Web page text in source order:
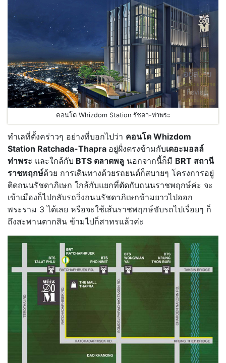
คอนโด Whizdom Station รัชดา-ท่าพระ
ทำเลที่ตั้งคร่าวๆ อย่างที่บอกไปว่า คอนโด Whizdom
Station Ratchada-Thapra อยู่ฝั่งตรงข้ามกับเดอะมอลล์
ท่าพระ และใกล้กับ BTS ตลาดพลู นอกจากนี้ก็มี BRT สถานี
ราชพฤกษ์ด้วย การเดินทางด้วยรถยนต์ก็สบายๆ โครงการอยู่
ติดถนนรัชดาภิเษก ใกล้กับแยกที่ตัดกับถนนราชพฤกษ์ค่ะ จะ
เข้าเมืองก็ไปกลับรถวิ่งถนนรัชดาภิเษกข้ามยาวไปออก
พระราม 3 ได้เลย หรือจะใช้เส้นราชพฤกษ์ขับรถไปเรื่อยๆ ก็
ถึงสะพานตากสิน ข้ามไปก็สาทรแล้วค่ะ